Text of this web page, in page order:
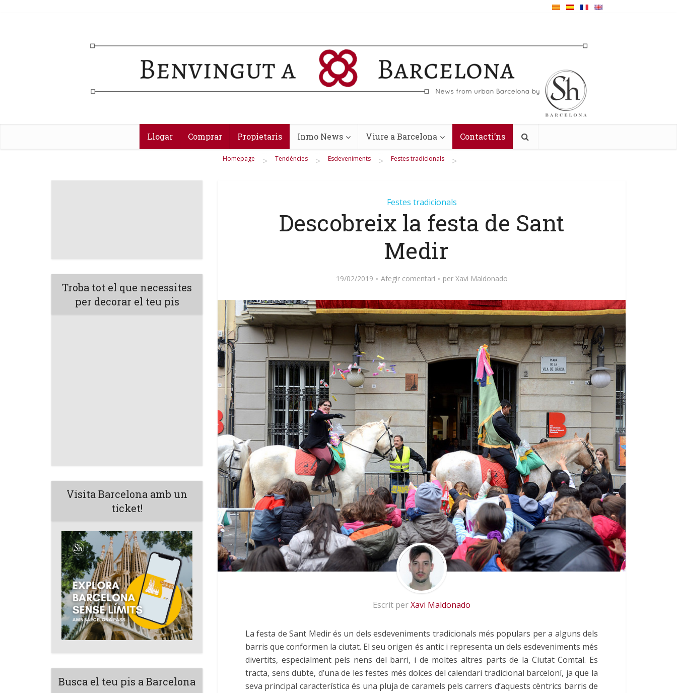
Llogar Comprar Propietaris Inmo News Viure a Barcelona Contacti’ns
Homepage > Tendències > Esdeveniments > Festes tradicionals >
Troba tot el que necessites
per decorar el teu pis
Visita Barcelona amb un
ticket!
Busca el teu pis a Barcelona
Festes tradicionals
Descobreix la festa de Sant
Medir
19/02/2019 Afegir comentari per Xavi Maldonado
Escrit perXavi Maldonado
La festa de Sant Medir és un dels esdeveniments tradicionals més populars per a alguns dels
barris que conformen la ciutat. El seu origen és antic i representa un dels esdeveniments més
divertits, especialment pels nens del barri, i de moltes altres parts de la Ciutat Comtal. Es
tracta, sens dubte, d’una de les festes més dolces del calendari tradicional barceloní, ja que la
seva principal característica és una pluja de caramels pels carrers d’aquests cèntrics barris de